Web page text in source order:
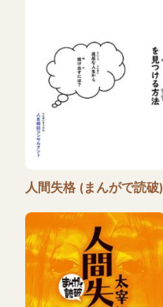
人間失格 (まんがで読破)